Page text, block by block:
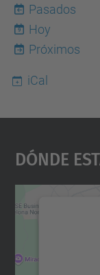
Pasados
9
Hoy
Próximos
iCal
Dónde